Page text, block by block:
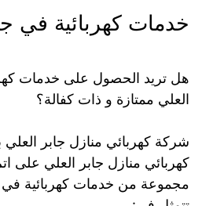
خدمات كهربائية في
هل تريد الحصول على خدمات
العلي ممتازة و ذات كفالة؟
شركة كهربائي منازل جابر
كهربائي منازل جابر العلي على
مجموعة من خدمات كهربائية في